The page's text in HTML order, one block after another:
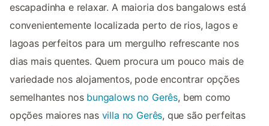
escapadinha e relaxar. A maioria dos bangalows está
convenientemente localizada perto de rios, lagos e
lagoas perfeitos para um mergulho refrescante nos
dias mais quentes. Quem procura um pouco mais de
variedade nos alojamentos, pode encontrar opções
semelhantes nos bungalows no Gerês, bem como
opções maiores nas villa no Gerês, que são perfeitas